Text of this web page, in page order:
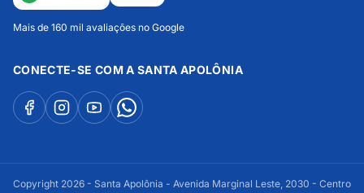
Mais de 160 mil avaliações no Google
CONECTE-SE COM A SANTA APOLÔNIA
Copyright 2026 - Santa Apolônia - Avenida Marginal Leste, 2030 - Centro